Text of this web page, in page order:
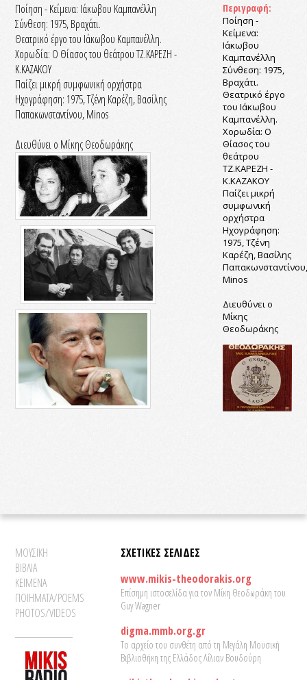
Περιγραφή:
Ποίηση -
Κείμενα:
Ιάκωβου
Καμπανέλλη
Σύνθεση: 1975,
Βραχάτι.
Θεατρικό έργο
του Ιάκωβου
Καμπανέλλη.
Χορωδία: Ο
Θίασος του
θεάτρου
ΤΖ.ΚΑΡΕΖΗ -
Κ.ΚΑΖΑΚΟΥ
Παίζει μικρή
συμφωνική
ορχήστρα
Ηχογράφηση:
1975, Τζένη
Καρέζη, Βασίλης
Παπακωνσταντίνου,
Minos
Διευθύνει ο
Μίκης
Θεοδωράκης
Ποίηση - Κείμενα: Ιάκωβου Καμπανέλλη
Σύνθεση: 1975, Βραχάτι.
Θεατρικό έργο του Ιάκωβου Καμπανέλλη.
Χορωδία: Ο Θίασος του θεάτρου ΤΖ.ΚΑΡΕΖΗ -
Κ.ΚΑΖΑΚΟΥ
Παίζει μικρή συμφωνική ορχήστρα
Ηχογράφηση: 1975, Τζένη Καρέζη, Βασίλης
Παπακωνσταντίνου, Minos
Διευθύνει ο Μίκης Θεοδωράκης
ΜΟΥΣΙΚΗ
ΒΙΒΛΙΑ
ΚΕΙΜΕΝΑ
ΠΟΙΗΜΑΤΑ/POEMS
PHOTOS/VIDEOS
ΣΧΕΤΙΚΕΣ ΣΕΛΙΔΕΣ
www.mikis-theodorakis.org
Επίσημη ιστοσελίδα για τον Μίκη Θεοδωράκη του
Guy Wagner
digma.mmb.org.gr
Το αρχείο του συνθέτη από τη Μεγάλη Μουσική
Βιβλιοθήκη της Ελλάδος Λίλιαν Βουδούρη